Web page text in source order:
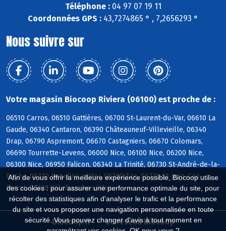
Afin de vous offrir la meilleure expérience possible, Biocoop utilise
des cookies : pour assurer une performance optimale du site, pour
récolter des statistiques afin d'analyser le trafic et la performance
du site et vous proposer une navigation personnalisée en toute
sécurité. Vous pouvez changer d'avis à tout moment en
Téléphone :04 97 07 19 11
Coordonnées GPS : 43,7274865 ° , 7,2656293 °
Nous suivre sur
Votre magasin Biocoop Riviera (06100) est proche de :
06510 Carros, 06510 Gattières, 06700 St-Laurent-du-Var, 06610 La
Gaude, 06340 Cantaron, 06390 Châteauneuf-Villevieille, 06340
Drap, 06790 Aspremont, 06670 Castagniers, 06670 Colomars,
06690 Tourrette-Levens, 06000 Nice, 06100 Nice, 06200 Nice,
06300 Nice, 06950 Falicon, 06340 La Trinité, 06730 St-André-de-la-
Roche, 06310 Beaulieu s/Mer, 06360 Eze, 06230 St-Jean-Cap-
Ferrat, 06230 Villefranche s/Mer
Biocoop.fr Le réseau Biocoop